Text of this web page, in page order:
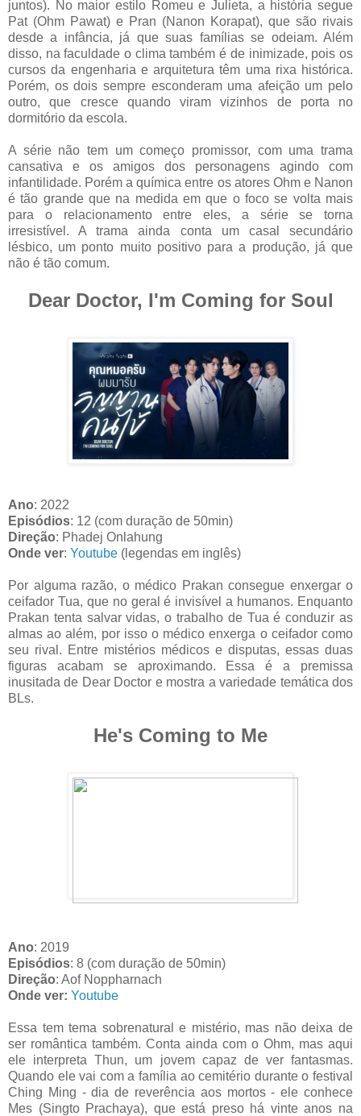
juntos). No maior estilo Romeu e Julieta, a história segue
Pat (Ohm Pawat) e Pran (Nanon Korapat), que são rivais
desde a infância, já que suas famílias se odeiam. Além
disso, na faculdade o clima também é de inimizade, pois os
cursos da engenharia e arquitetura têm uma rixa histórica.
Porém, os dois sempre esconderam uma afeição um pelo
outro, que cresce quando viram vizinhos de porta no
dormitório da escola.
A série não tem um começo promissor, com uma trama
cansativa e os amigos dos personagens agindo com
infantilidade. Porém a química entre os atores Ohm e Nanon
é tão grande que na medida em que o foco se volta mais
para o relacionamento entre eles, a série se torna
irresistível. A trama ainda conta um casal secundário
lésbico, um ponto muito positivo para a produção, já que
não é tão comum.
Dear Doctor, I'm Coming for Soul
Ano: 2022
Episódios: 12 (com duração de 50min)
Direção: Phadej Onlahung
Onde ver: Youtube (legendas em inglês)
Por alguma razão, o médico Prakan consegue enxergar o
ceifador Tua, que no geral é invisível a humanos. Enquanto
Prakan tenta salvar vidas, o trabalho de Tua é conduzir as
almas ao além, por isso o médico enxerga o ceifador como
seu rival. Entre mistérios médicos e disputas, essas duas
figuras acabam se aproximando. Essa é a premissa
inusitada de Dear Doctor e mostra a variedade temática dos
BLs.
He's Coming to Me
Ano: 2019
Episódios: 8 (com duração de 50min)
Direção: Aof Noppharnach
Onde ver: Youtube
Essa tem tema sobrenatural e mistério, mas não deixa de
ser romântica também. Conta ainda com o Ohm, mas aqui
ele interpreta Thun, um jovem capaz de ver fantasmas.
Quando ele vai com a família ao cemitério durante o festival
Ching Ming - dia de reverência aos mortos - ele conhece
Mes (Singto Prachaya), que está preso há vinte anos na